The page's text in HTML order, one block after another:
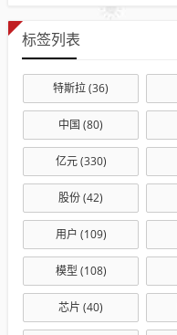
标签列表
特斯拉(36)
中国 (80)
亿元(330)
股份(42)
用户 (109)
模型(108)
芯片 (40)